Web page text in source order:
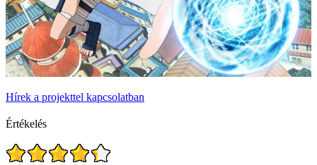
Hírek a projekttel kapcsolatban
Értékelés